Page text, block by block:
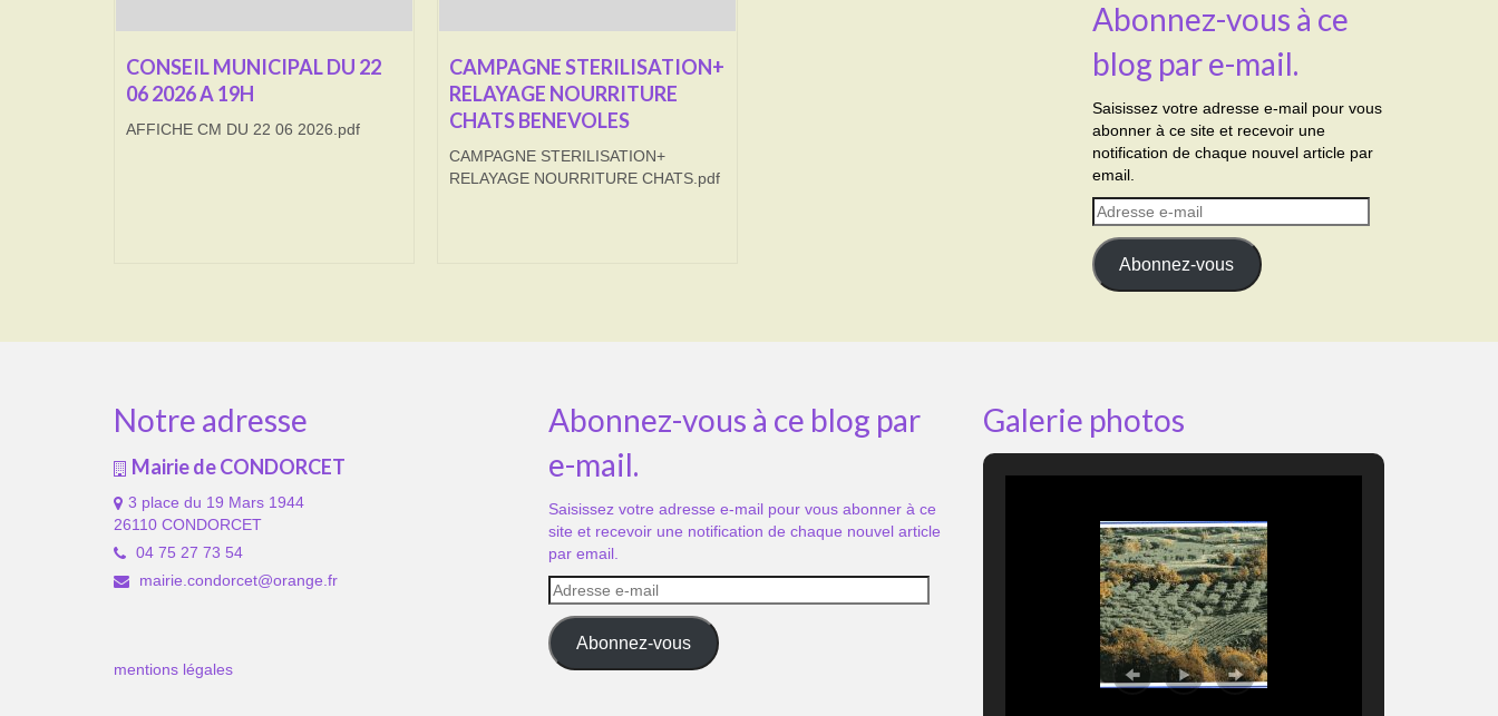
CONSEIL MUNICIPAL DU 22
06 2026 A 19H
AFFICHE CM DU 22 06 2026.pdf
CAMPAGNE STERILISATION+
RELAYAGE NOURRITURE
CHATS BENEVOLES
CAMPAGNE STERILISATION+
RELAYAGE NOURRITURE CHATS.pdf
Abonnez-vous à ce
blog par e-mail.
Saisissez votre adresse e-mail pour vous
abonner à ce site et recevoir une
notification de chaque nouvel article par
email.
Adresse
e-
mail
Abonnez-vous
Notre adresse
Mairie de CONDORCET
3 place du 19 Mars 1944
26110 CONDORCET
04 75 27 73 54
mairie.condorcet@orange.fr
mentions légales
Abonnez-vous à ce blog par
e-mail.
Saisissez votre adresse e-mail pour vous abonner à ce
site et recevoir une notification de chaque nouvel article
par email.
Adresse
e-
mail
Abonnez-vous
Galerie photos